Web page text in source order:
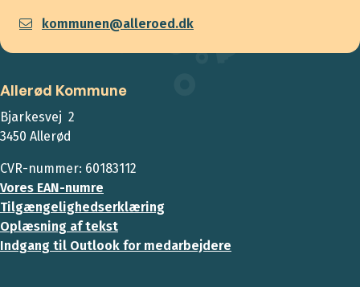
kommunen@alleroed.dk
Allerød Kommune
Bjarkesvej 2
3450 Allerød
CVR-nummer: 60183112
Vores EAN-numre
Tilgængelighedserklæring
Oplæsning af tekst
Indgang til Outlook for medarbejdere